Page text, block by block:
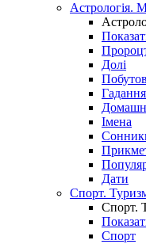
Астрологія.
Долі
Гадання
Імена
Дати
Спорт.
Спорт.
Спорт